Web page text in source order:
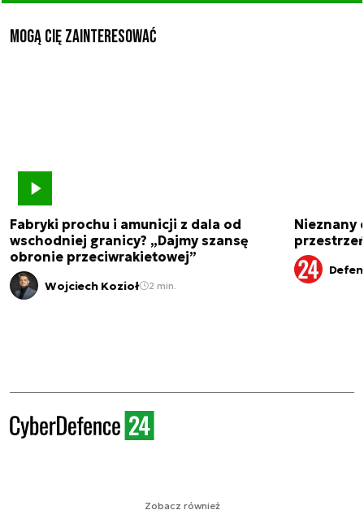
Mogą Cię zainteresować
Fabryki prochu i amunicji z dala od
wschodniej granicy? „Dajmy szansę
obronie przeciwrakietowej”
Wojciech Kozioł 2 min.
Nieznany
Zobacz również